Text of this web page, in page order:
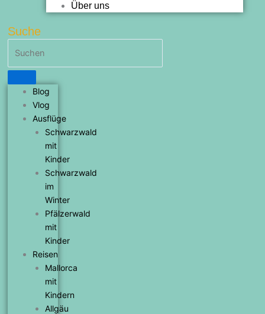
Über uns
Suche
Blog
Vlog
Ausflüge
Schwarzwald
mit
Kinder
Schwarzwald
im
Winter
Pfälzerwald
mit
Kinder
Reisen
Mallorca
mit
Kindern
Allgäu